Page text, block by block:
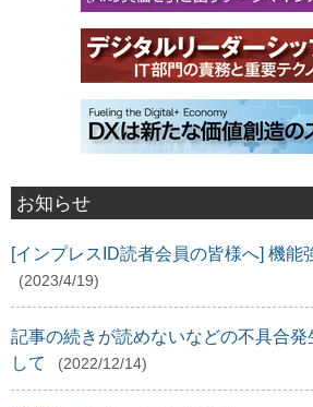
お知らせ
[インプレスID読者会員の皆様へ] 機能
(2023/4/19)
記事の続きが読めないなどの不具合発
して
(2022/12/14)